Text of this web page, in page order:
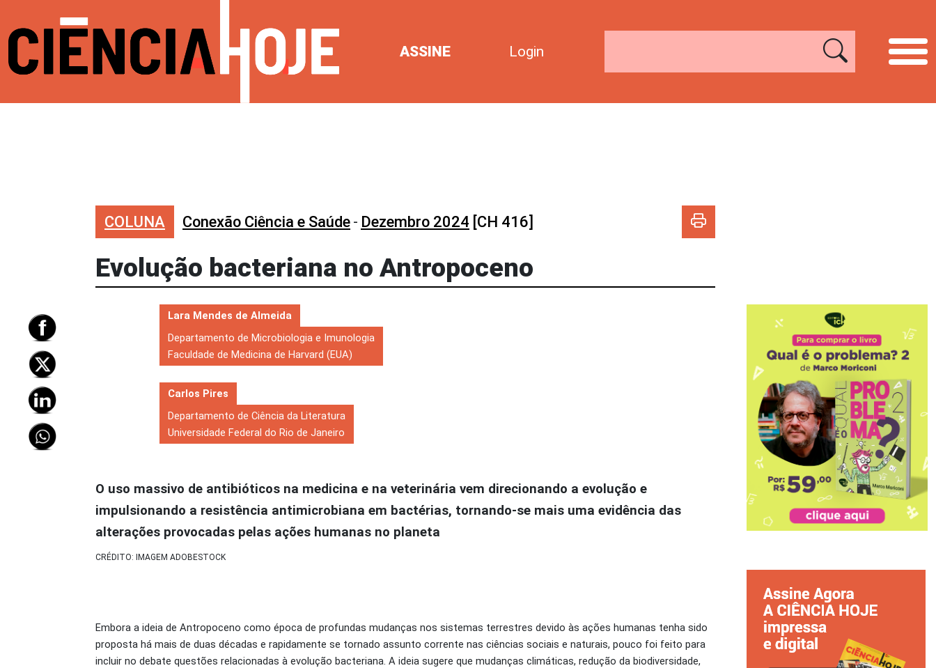
ASSINE Login
COLUNA Conexão Ciência e Saúde - Dezembro 2024 [CH 416]
Evolução bacteriana no Antropoceno
Lara Mendes de Almeida
Departamento de Microbiologia e Imunologia
Faculdade de Medicina de Harvard (EUA)
Carlos Pires
Departamento de Ciência da Literatura
Universidade Federal do Rio de Janeiro
O uso massivo de antibióticos na medicina e na veterinária vem direcionando a evolução e
impulsionando a resistência antimicrobiana em bactérias, tornando-se mais uma evidência das
alterações provocadas pelas ações humanas no planeta
CRÉDITO: IMAGEM ADOBESTOCK
Embora a ideia de Antropoceno como época de profundas mudanças nos sistemas terrestres devido às ações humanas tenha sido
proposta há mais de duas décadas e rapidamente se tornado assunto corrente nas ciências sociais e naturais, pouco foi feito para
incluir no debate questões relacionadas à evolução bacteriana. A ideia sugere que mudanças climáticas, redução da biodiversidade,